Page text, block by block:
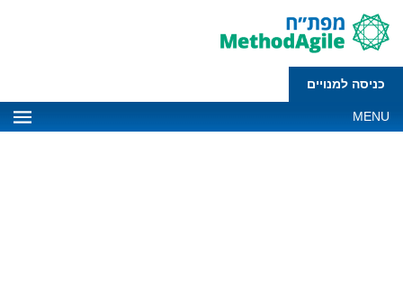
כניסה למנויים
MENU